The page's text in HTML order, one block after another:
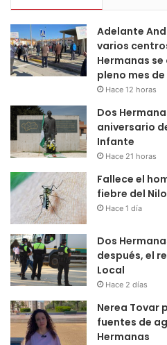
Adelante
varios
Hermanas
pleno mes
Hace 12 horas
Dos
aniversario
Infante
Hace 21 horas
Fallece el
fiebre del
Hace 1 día
Dos
después, el
Local
Hace 2 días
Nerea Tovar
fuentes de
Hermanas